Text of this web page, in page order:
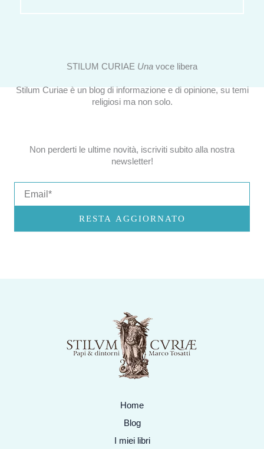
STILUM CURIAE Una voce libera
Stilum Curiae è un blog di informazione e di opinione, su temi
religiosi ma non solo.
Non perderti le ultime novità, iscriviti subito alla nostra
newsletter!
RESTA AGGIORNATO
Home
Blog
I miei libri